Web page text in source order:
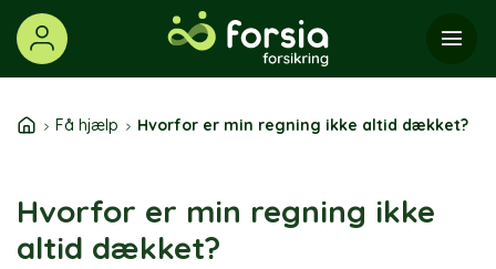
Skip
content
Få hjælp Hvorfor er min regning ikke altid dækket?
Hvorfor er min regning ikke
altid dækket?